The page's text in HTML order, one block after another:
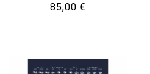
85,00 €